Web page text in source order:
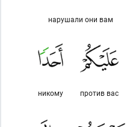
нарушали они вам
против вас
никому